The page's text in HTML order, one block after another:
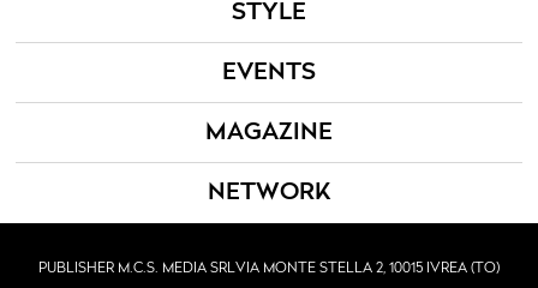
STYLE
EVENTS
MAGAZINE
NETWORK
PUBLISHER M.C.S. MEDIA SRLVIA MONTE STELLA 2, 10015 IVREA (TO)